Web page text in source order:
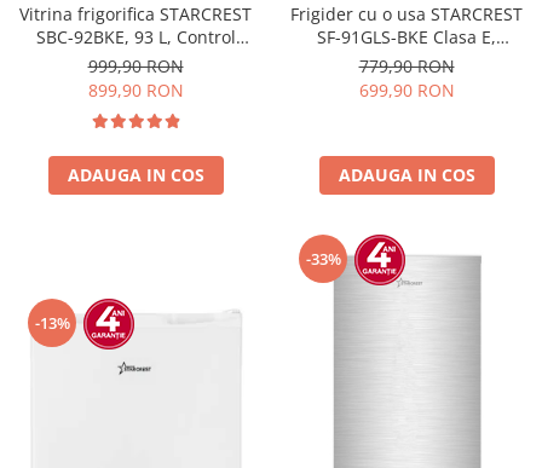
Vitrina frigorifica STARCREST
SBC-92BKE, 93 L, Control
temperatura, Usa sticla, H
83.2 cm, Negru
999,90 RON
899,90 RON
ADAUGA IN COS
Frigider cu o usa STARCREST
SF-91GLS-BKE Clasa E,
Capacitate 91L, Iluminare
interioara, H 83 cm, Sticla
Neagra
779,90 RON
699,90 RON
ADAUGA IN COS
-13%
-33%